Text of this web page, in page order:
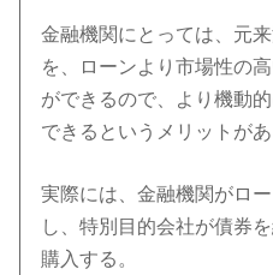
金融機関にとっては、元
を、ローンより市場性の
ができるので、より機動
できるというメリットがあ
実際には、金融機関がロ
し、特別目的会社が債券
購入する。